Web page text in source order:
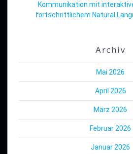
Kommunikation mit
fortschrittlichem Natural
Archiv
Mai 2026
April 2026
März 2026
Februar 2026
Januar 2026